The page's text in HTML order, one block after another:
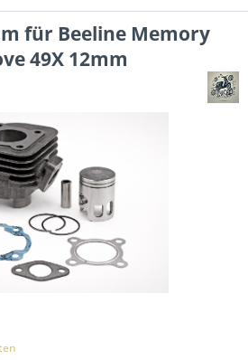
für Beeline Memory
49X 12mm